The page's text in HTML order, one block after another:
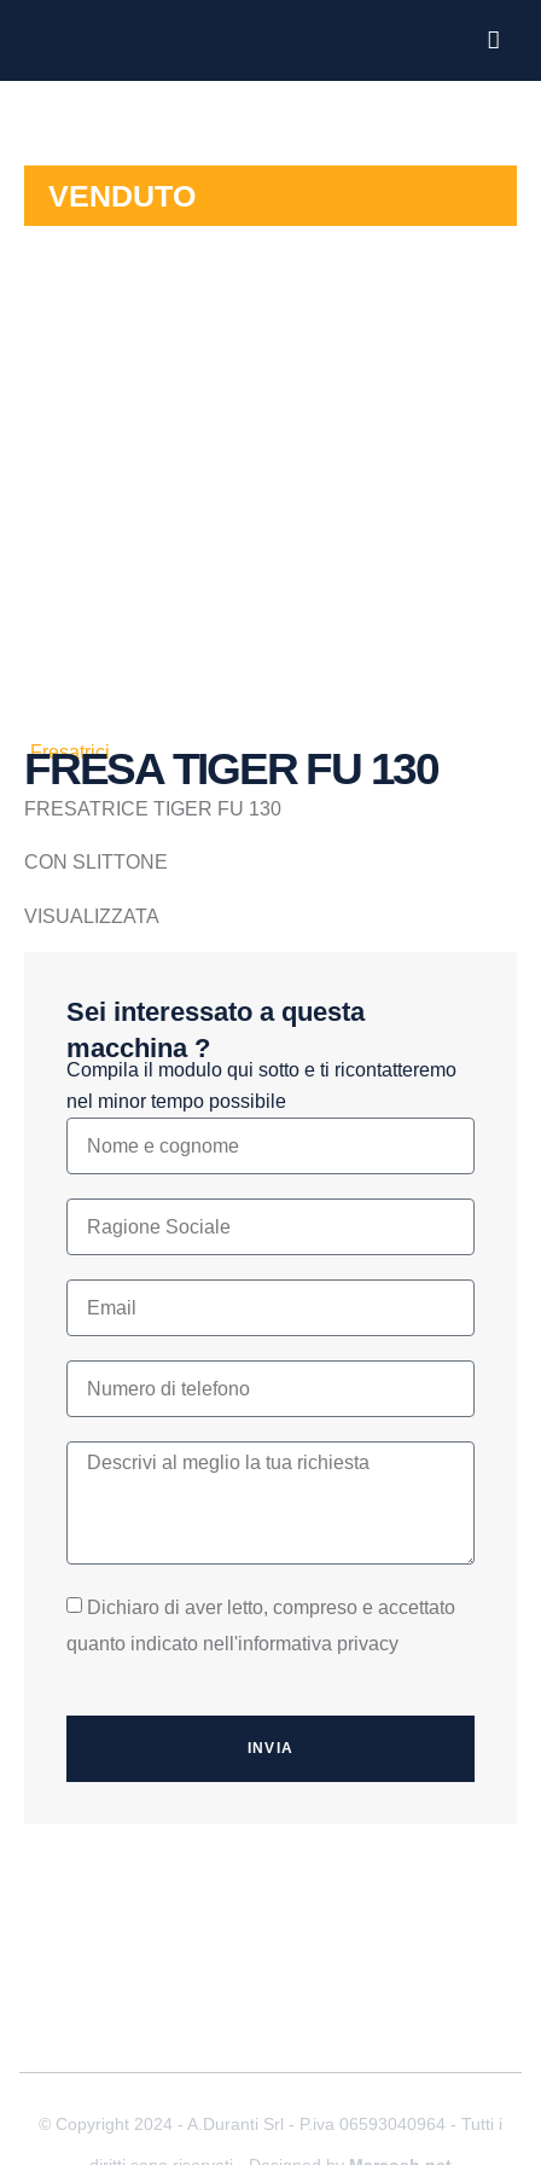
VENDUTO
Fresatrici
FRESA TIGER FU 130
FRESATRICE TIGER FU 130
CON SLITTONE
VISUALIZZATA
Sei interessato a questa
macchina ?
Compila il modulo qui sotto e ti ricontatteremo
nel minor tempo possibile
Dichiaro di aver letto, compreso e accettato
quanto indicato nell'informativa privacy
INVIA
© Copyright 2024 - A.Duranti Srl - P.iva 06593040964 - Tutti i